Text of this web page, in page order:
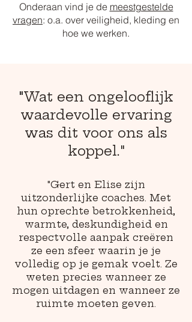
Onderaan vind je de meestgestelde
vragen: o.a. over veiligheid, kleding en
hoe we werken.
"Wat een ongelooflijk
waardevolle ervaring
was dit voor ons als
koppel."
"Gert en Elise zijn
uitzonderlijke coaches. Met
hun oprechte betrokkenheid,
warmte, deskundigheid en
respectvolle aanpak creëren
ze een sfeer waarin je je
volledig op je gemak voelt. Ze
weten precies wanneer ze
mogen uitdagen en wanneer ze
ruimte moeten geven.